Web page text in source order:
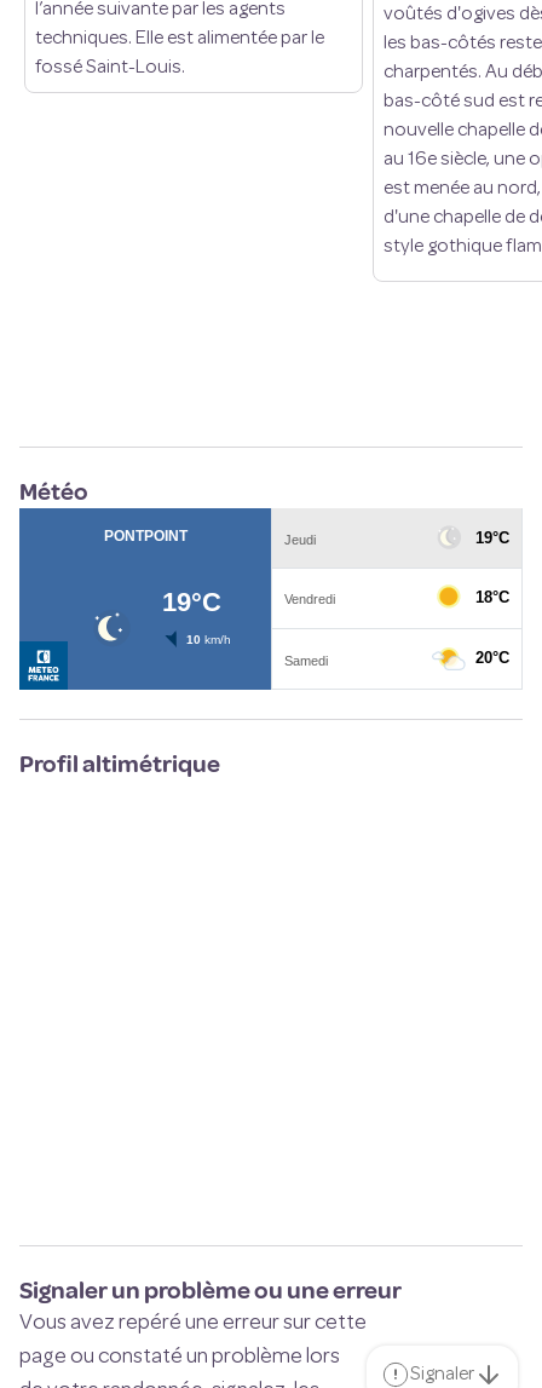
l’année suivante par les agents
techniques. Elle est alimentée par le
fossé Saint-Louis.
voûtés d'ogives
les bas-côtés
charpentés. Au
bas-côté sud est
nouvelle chapelle
au 16e siècle, une
est menée au
d'une chapelle de
style gothique
Météo
Profil altimétrique
Signaler un problème ou une erreur
Vous avez repéré une erreur sur cette
page ou constaté un problème lors
Signaler